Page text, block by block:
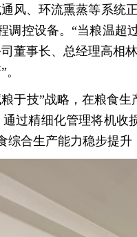
风、环流熏蒸等系统
调控设备。“当粮温
董事长、总经理高相
技”战略，在粮食生
过精细化管理将机
合生产能力稳步提升